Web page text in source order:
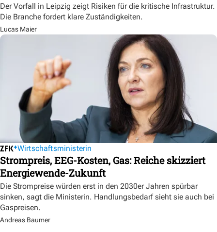
Der Vorfall in Leipzig zeigt Risiken für die kritische Infrastruktur.
Die Branche fordert klare Zuständigkeiten.
Lucas Maier
Wirtschaftsministerin
Strompreis, EEG-Kosten, Gas: Reiche skizziert
Energiewende-Zukunft
Die Strompreise würden erst in den 2030er Jahren spürbar
sinken, sagt die Ministerin. Handlungsbedarf sieht sie auch bei
Gaspreisen.
Andreas Baumer